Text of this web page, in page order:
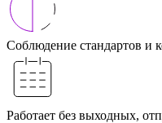
Соблюдение стандартов и
Работает без выходных,